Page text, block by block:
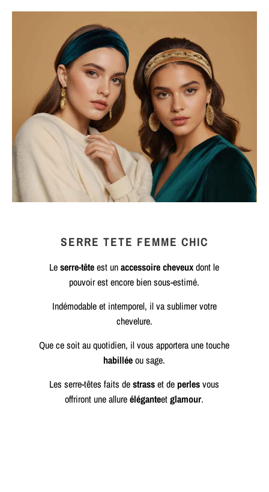
SERRE TETE FEMME CHIC
Leserre-têteest unaccessoire cheveuxdont le
pouvoir est encore bien sous-estimé.
Indémodable et intemporel, il va sublimer votre
chevelure.
Que ce soit au quotidien, il vous apportera une touche
habilléeou sage.
Les serre-têtes faits destrasset deperlesvous
offriront une allureéléganteetglamour.